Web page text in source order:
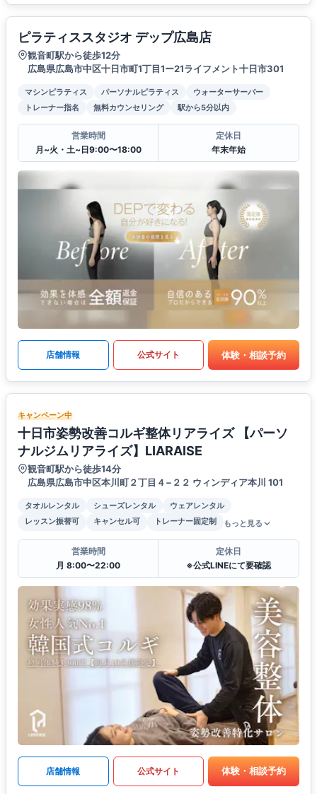
ピラティススタジオ デップ広島店
観音町駅から徒歩12分
広島県広島市中区十日市町1丁目1ー21ライフメント十日市301
マシンピラティス パーソナルピラティス
ウォーターサーバー
トレーナー指名
無料カウンセリング 駅から5分以内
営業時間
月~火・土~日9:00〜18:00
定休日
年末年始
店舗情報 公式サイト 体験・相談予約
キャンペーン中
十日市姿勢改善コルギ整体リアライズ 【パーソ
ナルジムリアライズ】LIARAISE
観音町駅から徒歩14分
広島県広島市中区本川町２丁目４−２２ ウィンディア本川 101
タオルレンタル シューズレンタル
ウェアレンタル
レッスン振替可
キャンセル可 トレーナー固定制 もっと見る
営業時間
月 8:00〜22:00
定休日
※公式LINEにて要確認
店舗情報 公式サイト 体験・相談予約